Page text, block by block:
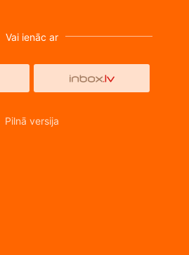
Vai ienāc ar
Pilnā versija